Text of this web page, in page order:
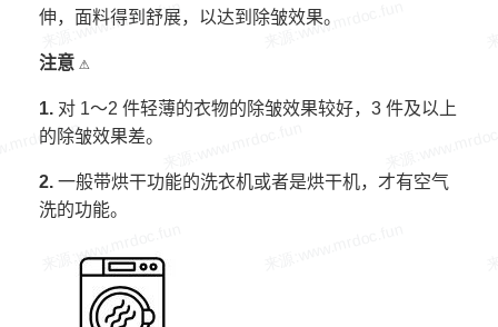
伸，面料得到舒展，以达到除皱效果。
注意 ⚠️
1. 对 1～2 件轻薄的衣物的除皱效果较好，3 件及以上
的除皱效果差。
2. 一般带烘干功能的洗衣机或者是烘干机，才有空气
洗的功能。